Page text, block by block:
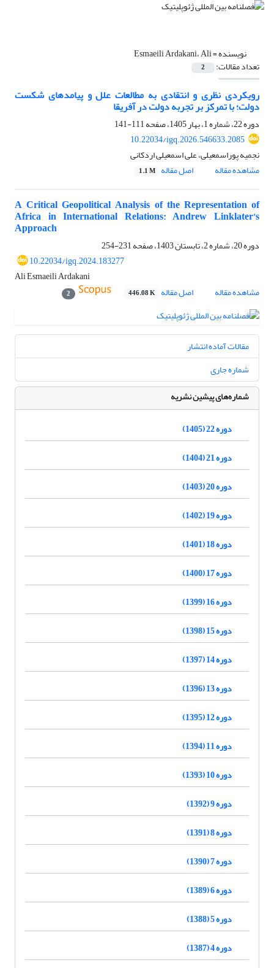
نویسنده =Esmaeili Ardakani، Ali
تعداد مقالات: 2
رویکردی نظری و انتقادی به مطالعات علل و پیامدهای شکست
‌دولت؛ با تمرکز بر تجربه دولت‌ در آفریقا
دوره 22، شماره 1، بهار 1405، صفحه
111-141
10.22034/igq.2026.546633.2085
نجمیه پوراسمعیلی، علی اسمعیلی اردکانی
مشاهده مقاله
اصل مقاله 1.1 M
A Critical Geopolitical Analysis of the Representation of
Africa in International Relations: Andrew Linklater’s
Approach
دوره 20، شماره 2، تابستان 1403، صفحه
231-254
10.22034/igq.2024.183277
Ali Esmaeili Ardakani
مشاهده مقاله
اصل مقاله 446.08 K
2
مقالات آماده انتشار
شماره جاری
شماره‌های پیشین نشریه
دوره 22 (1405)
دوره 21 (1404)
دوره 20 (1403)
دوره 19 (1402)
دوره 18 (1401)
دوره 17 (1400)
دوره 16 (1399)
دوره 15 (1398)
دوره 14 (1397)
دوره 13 (1396)
دوره 12 (1395)
دوره 11 (1394)
دوره 10 (1393)
دوره 9 (1392)
دوره 8 (1391)
دوره 7 (1390)
دوره 6 (1389)
دوره 5 (1388)
دوره 4 (1387)